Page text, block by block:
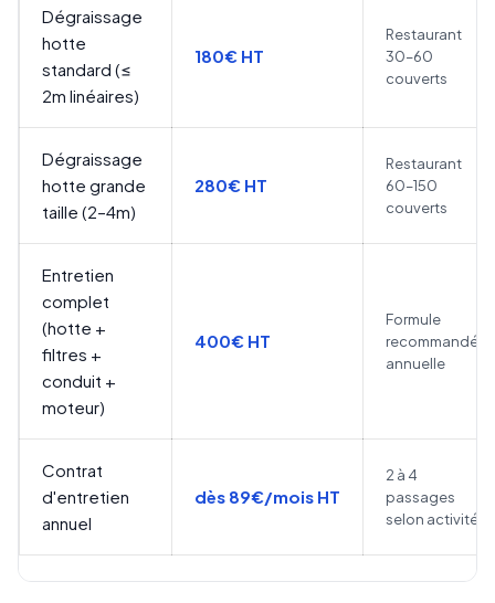
Dégraissage
hotte
standard (≤
2m linéaires)
180€ HT
Restaurant
30–60
couverts
Dégraissage
hotte grande
taille (2–4m)
280€ HT
Restaurant
60–150
couverts
Entretien
complet
(hotte +
filtres +
conduit +
moteur)
400€ HT
Formule
recommandée
annuelle
Contrat
d'entretien
annuel
dès 89€/mois HT
2 à 4
passages
selon activité